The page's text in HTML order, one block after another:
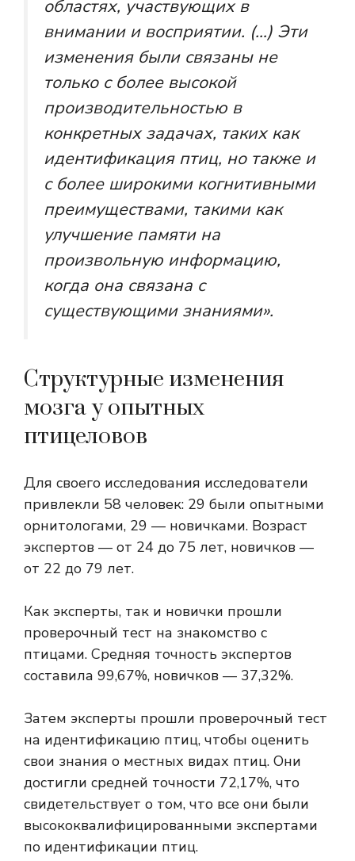
областях, участвующих в
внимании и восприятии. (…) Эти
изменения были связаны не
только с более высокой
производительностью в
конкретных задачах, таких как
идентификация птиц, но также и
с более широкими когнитивными
преимуществами, такими как
улучшение памяти на
произвольную информацию,
когда она связана с
существующими знаниями».
Структурные изменения
мозга у опытных
птицеловов
Для своего исследования исследователи
привлекли 58 человек: 29 были опытными
орнитологами, 29 — новичками. Возраст
экспертов — от 24 до 75 лет, новичков —
от 22 до 79 лет.
Как эксперты, так и новички прошли
проверочный тест на знакомство с
птицами. Средняя точность экспертов
составила 99,67%, новичков — 37,32%.
Затем эксперты прошли проверочный тест
на идентификацию птиц, чтобы оценить
свои знания о местных видах птиц. Они
достигли средней точности 72,17%, что
свидетельствует о том, что все они были
высококвалифицированными экспертами
по идентификации птиц.